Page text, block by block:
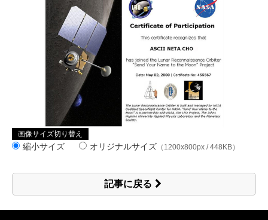
画像サイズ切り替え
縮小サイズ オリジナルサイズ （1200x800px / 448KB）
記事に戻る